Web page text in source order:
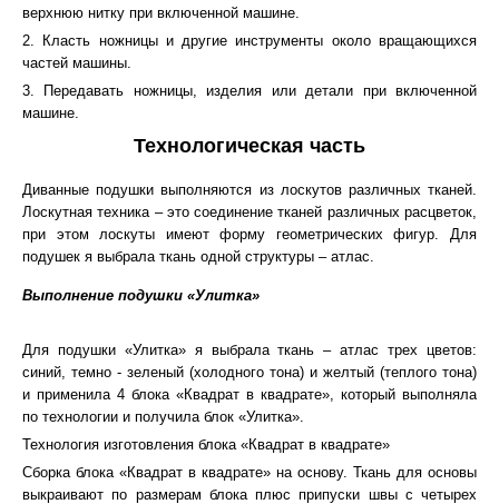
верхнюю нитку при включенной машине.
2. Класть ножницы и другие инструменты около вращающихся
частей машины.
3. Передавать ножницы, изделия или детали при включенной
машине.
Технологическая часть
Диванные подушки выполняются из лоскутов различных тканей.
Лоскутная техника – это соединение тканей различных расцветок,
при этом лоскуты имеют форму геометрических фигур. Для
подушек я выбрала ткань одной структуры – атлас.
Выполнение подушки «Улитка»
Для подушки «Улитка» я выбрала ткань – атлас трех цветов:
синий, темно - зеленый (холодного тона) и желтый (теплого тона)
и применила 4 блока «Квадрат в квадрате», который выполняла
по технологии и получила блок «Улитка».
Технология изготовления блока «Квадрат в квадрате»
Сборка блока «Квадрат в квадрате» на основу. Ткань для основы
выкраивают по размерам блока плюс припуски швы с четырех